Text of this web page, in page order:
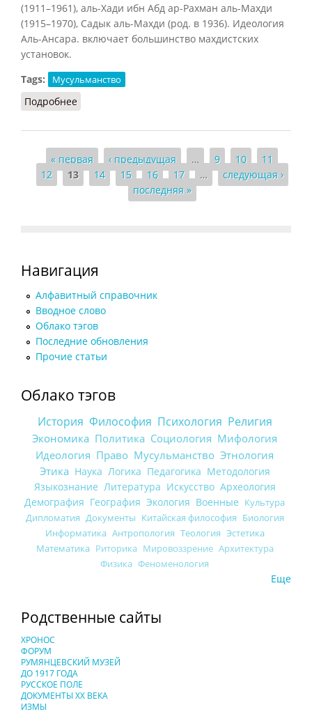
(1911–1961), аль-Хади ибн Абд ар-Рахман аль-Махди
(1915–1970), Садык аль-Махди (род. в 1936). Идеология
Аль-Ансара. включает большинство махдистских
установок.
Tags:
Мусульманство
Подробнее
Страницы
« первая ‹ предыдущая … 9 10
11
12
13 14 15 16 17 …
следующая ›
последняя »
Навигация
Алфавитный справочник
Вводное слово
Облако тэгов
Последние обновления
Прочие статьи
Облако тэгов
История Философия Психология Религия
Экономика Политика Социология Мифология
Идеология Право Мусульманство Этнология
Этика Наука Логика Педагогика Методология
Языкознание Литература Искусство Археология
Демография География Экология Военные Культура
Дипломатия Документы Китайская философия Биология
Информатика Антропология Теология Эстетика
Математика Риторика Мировоззрение Архитектура
Физика Феноменология
Еще
Родственные сайты
ХРОНОС
ФОРУМ
РУМЯНЦЕВСКИЙ МУЗЕЙ
ДО 1917 ГОДА
РУССКОЕ ПОЛЕ
ДОКУМЕНТЫ XX ВЕКА
ИЗМЫ